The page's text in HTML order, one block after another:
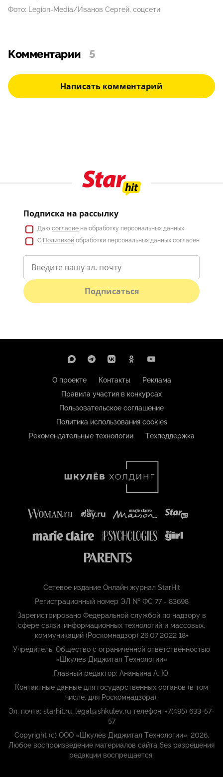
Фото: Legion-Media/Иванов Сергей, соцсети
Комментарии 5
Написать комментарий
Подписка на рассылку
Даю согласие на обработку персональных данных
С Политикой обработки персональных данных согласен
Подписаться
О проекте Контакты
Реклама
Правила участия в конкурсах
Пользовательское соглашение
Политика использования cookies
Рекомендательные технологии
Техподдержка
Сетевое издание Онлайн журнал StarHit
Регистрационный номер ЭЛ № ФС 77 - 83698
Зарегистрировано Федеральной службой по надзору в
сфере связи, информационных технологий и массовых,
коммуникаций (Роскомнадзор) 26.07.2022 18+
Учредитель: Общество с ограниченной ответственностью
«Шкулёв Диджитал Технологии»
Главный редактор: Ананьина А. Ю.
Контактные данные для государственных органов (в том
числе, для Роскомнадзора):
Эл. почта: starhit.ru_legal@shkulev.ru телефон: +7(495) 633-57-
57
Copyright (с) ООО «Шкулёв Диджитал Технологии», 2026.
Любое воспроизведение материалов сайта без разрешения
редакции воспрещается.